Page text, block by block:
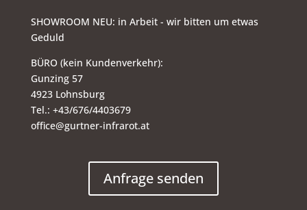
SHOWROOM NEU: in Arbeit - wir bitten um etwas
Geduld
BÜRO (kein Kundenverkehr):
Gunzing 57
4923 Lohnsburg
Tel.: +43/676/4403679
office@gurtner-infrarot.at
Anfrage senden